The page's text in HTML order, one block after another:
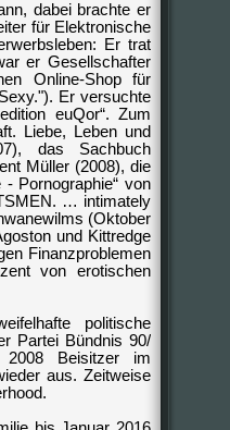
dabei brachte er
für Elektronische
Er trat
er Gesellschafter
Online-Shop für
Er versuchte
euQor“. Zum
Liebe, Leben und
das Sachbuch
Müller (2008), die
Pornographie“ von
… intimately
(Oktober
und Kittredge
Finanzproblemen
von erotischen
politische
Partei Bündnis 90/
Beisitzer im
aus. Zeitweise